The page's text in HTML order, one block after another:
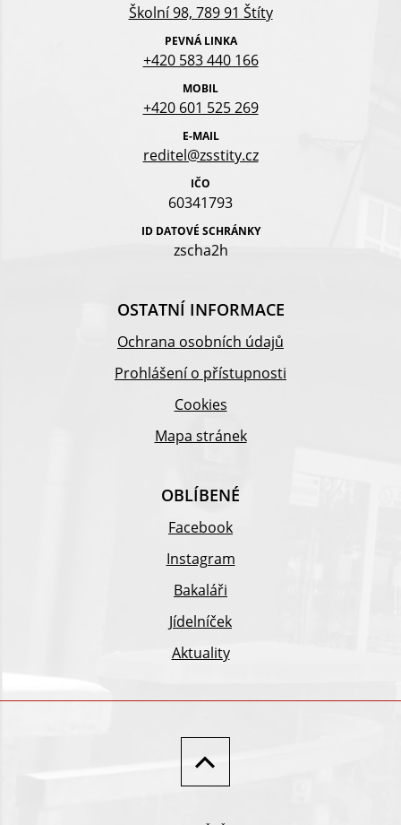
Školní 98, 789 91 Štíty
PEVNÁ LINKA
+420 583 440 166
MOBIL
+420 601 525 269
E-MAIL
reditel@zsstity.cz
IČO
60341793
ID DATOVÉ SCHRÁNKY
zscha2h
OSTATNÍ INFORMACE
Ochrana osobních údajů
Prohlášení o přístupnosti
Cookies
Mapa stránek
OBLÍBENÉ
Facebook
Instagram
Bakaláři
Jídelníček
Aktuality